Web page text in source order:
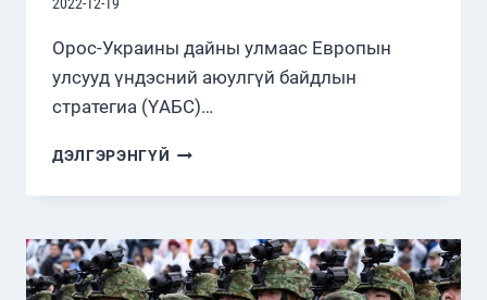
Орос-Украины дайны улмаас Европын
улсууд үндэсний аюулгүй байдлын
стратегиа (ҮАБС)…
ДЭЛГЭРЭНГҮЙ ОРОС-
ДАЙНЫ
ЕВРОПЫН
ОРНУУД
ҮНДЭСНИЙ